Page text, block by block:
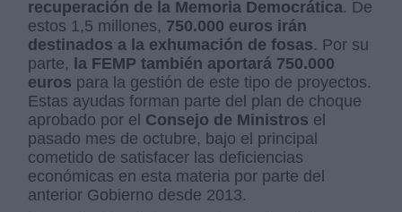
recuperación de la Memoria Democrática. De
estos 1,5 millones, 750.000 euros irán
destinados a la exhumación de fosas. Por su
parte, la FEMP también aportará 750.000
euros para la gestión de este tipo de proyectos.
Estas ayudas forman parte del plan de choque
aprobado por el Consejo de Ministros el
pasado mes de octubre, bajo el principal
cometido de satisfacer las deficiencias
económicas en esta materia por parte del
anterior Gobierno desde 2013.